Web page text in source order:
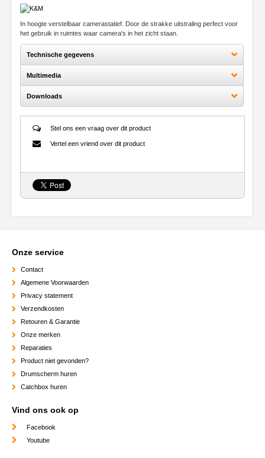
In hoogte verstelbaar camerastatief. Door de strakke uitstraling perfect voor
het gebruik in ruimtes waar camera's in het zicht staan.
Technische gegevens
Multimedia
Downloads
Vertel een vriend over dit product
Stel ons een vraag over dit product
Onze service
Contact
Algemene Voorwaarden
Privacy statement
Verzendkosten
Retouren & Garantie
Onze merken
Reparaties
Product niet gevonden?
Drumscherm huren
Catchbox huren
Vind ons ook op
Facebook
Youtube